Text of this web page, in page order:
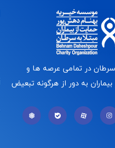
سرطان در تمامی عرصه ها و
به دور از هرگونه تبعیض